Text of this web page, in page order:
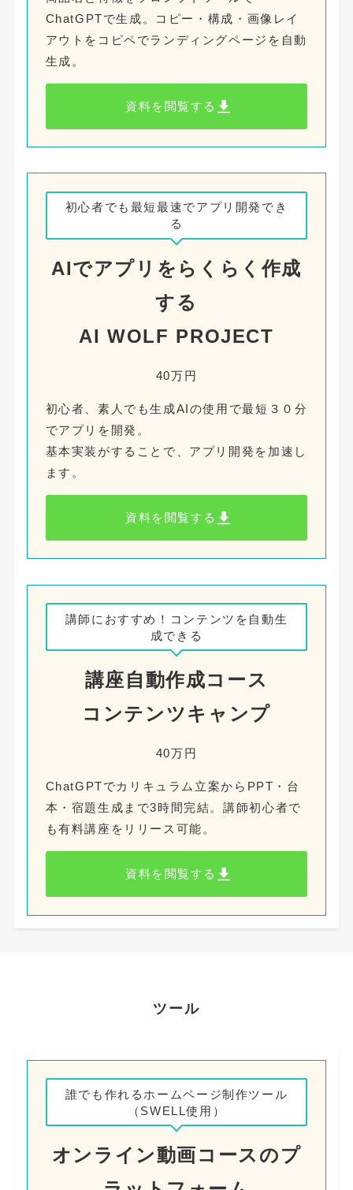
ChatGPTで生成。コピー・構成・画像レイ
アウトをコピペでランディングページを自動
生成。
資料を閲覧する
初心者でも最短最速でアプリ開発でき
る
AIでアプリをらくらく作成
する
AI WOLF PROJECT
40万円
初心者、素人でも生成AIの使用で最短３０分
でアプリを開発。
基本実装がすることで、アプリ開発を加速し
ます。
資料を閲覧する
講師におすすめ！コンテンツを自動生
成できる
講座自動作成コース
コンテンツキャンプ
40万円
ChatGPTでカリキュラム立案からPPT・台
本・宿題生成まで3時間完結。講師初心者で
も有料講座をリリース可能。
資料を閲覧する
ツール
誰でも作れるホームページ制作ツール
（SWELL使用）
オンライン動画コースのプ